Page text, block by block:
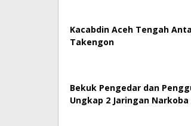
Kacabdin Aceh Tengah
Takengon
Bekuk Pengedar dan
Ungkap 2 Jaringan